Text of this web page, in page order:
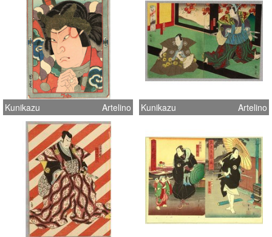
Kunikazu Artelino Kunikazu Artelino